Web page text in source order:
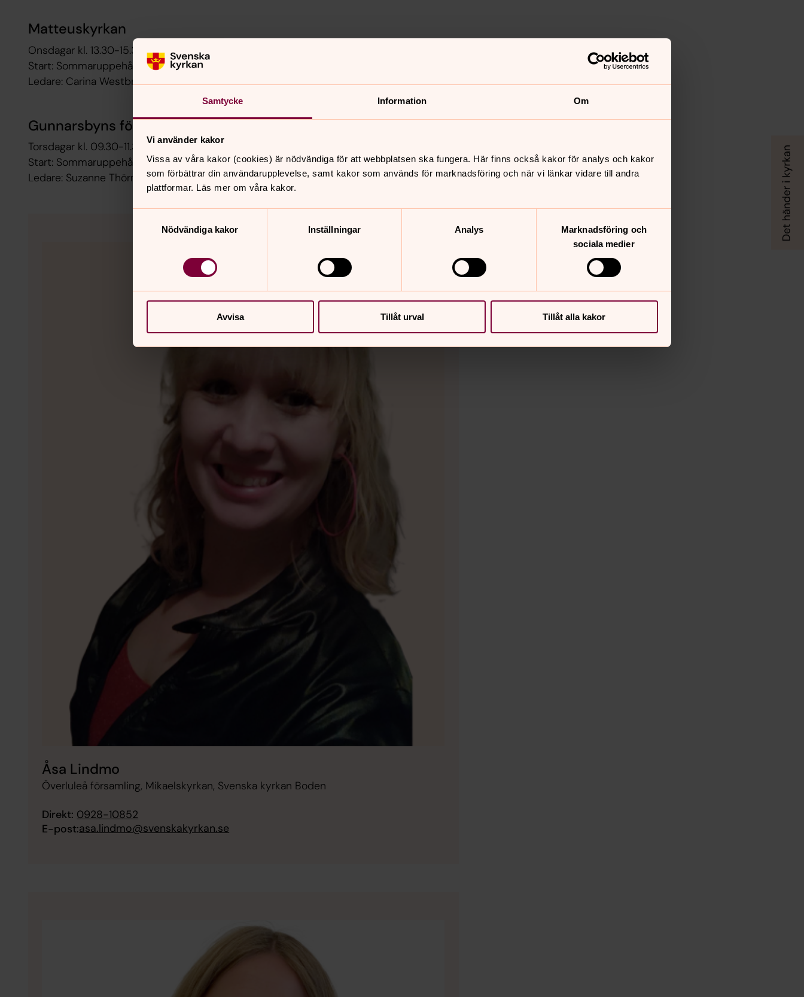
Samtycke Information Om
Vi använder kakor
Vissa av våra kakor (cookies) är nödvändiga för att webbplatsen ska fungera. Här finns också kakor för analys och kakor
som förbättrar din användarupplevelse, samt kakor som används för marknadsföring och när vi länkar vidare till andra
plattformar. Läs mer om våra kakor.
Nödvändiga kakor
Inställningar Analys
Marknadsföring och
sociala medier
Avvisa Tillåt urval Tillåt alla kakor
Matteuskyrkan
Onsdagar kl. 13.30-15.30
Start: Sommaruppehåll vi startar upp igen till hösten.
Ledare: Carina Westbrandt
Gunnarsbyns församlingshem
Torsdagar kl. 09.30-11.30
Start: Sommaruppehåll vi startar upp igen till hösten med start 17 september.
Ledare: Suzanne Thörnäs
Åsa Lindmo
Överluleå församling, Mikaelskyrkan, Svenska kyrkan Boden
Direkt: 0928-10852
E-post:asa.lindmo@svenskakyrkan.se